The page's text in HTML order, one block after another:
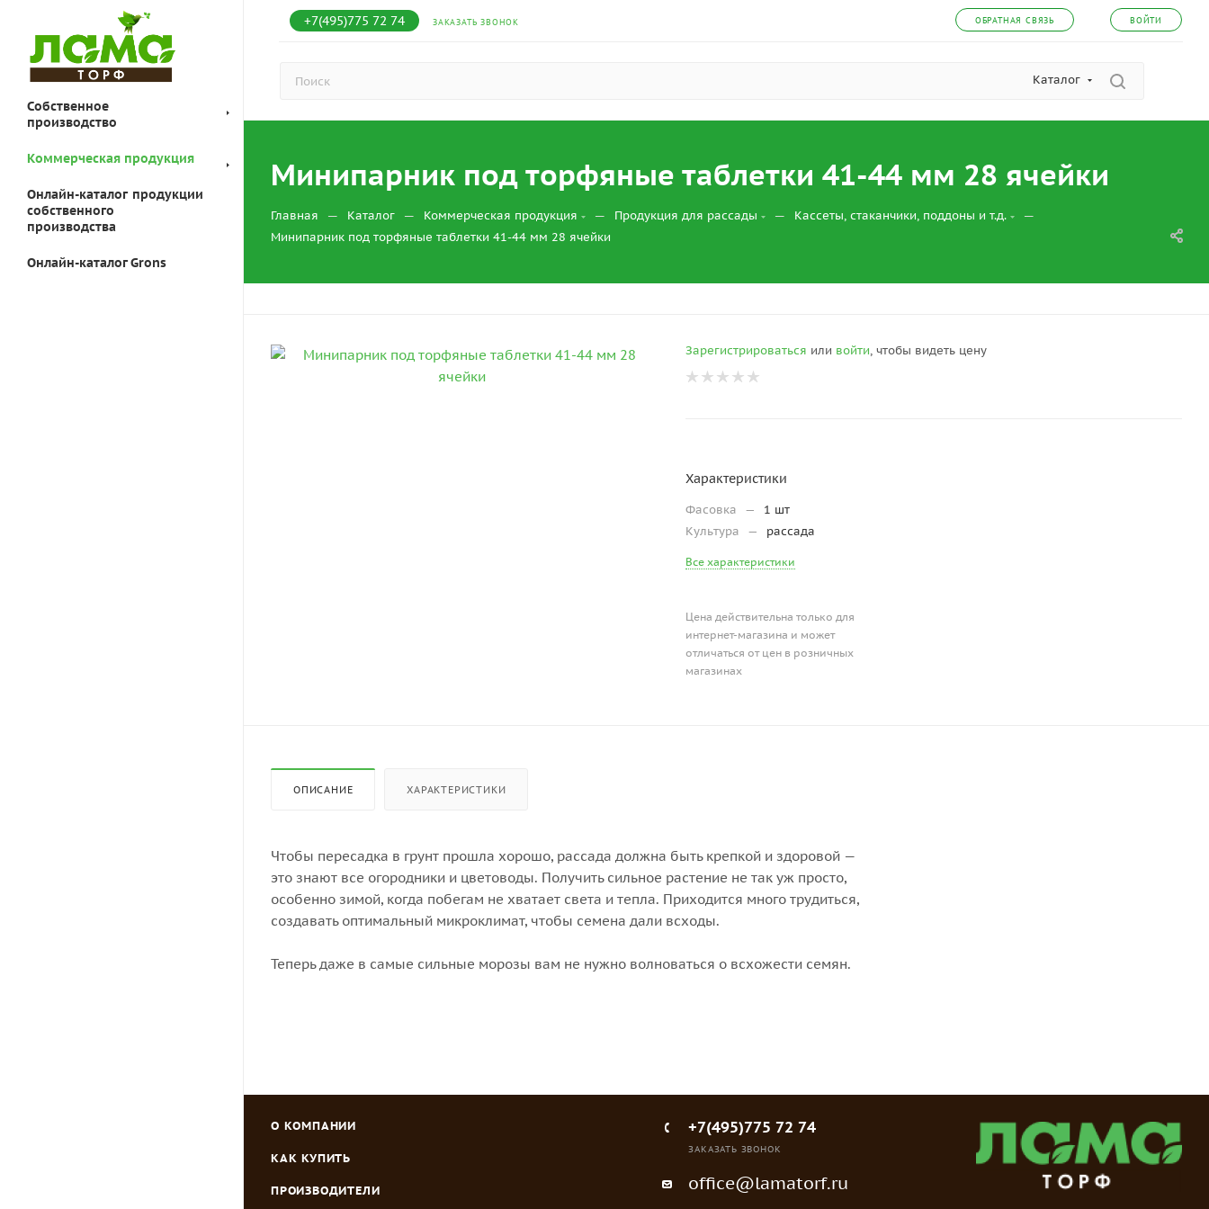
+7(495)775 72 74 ЗАКАЗАТЬ ЗВОНОК ОБРАТНАЯ СВЯЗЬ ВОЙТИ
Каталог
Собственное
производство
Коммерческая продукция
Онлайн-каталог продукции
собственного
производства
Онлайн-каталог Grons
Минипарник под торфяные таблетки 41-44 мм 28 ячейки
Главная — Каталог — Коммерческая продукция — Продукция для рассады — Кассеты, стаканчики, поддоны и т.д. —
Минипарник под торфяные таблетки 41-44 мм 28 ячейки
Зарегистрироваться или войти, чтобы видеть цену
Характеристики
Фасовка —
1 шт
Культура
— рассада
Все характеристики
Цена действительна только для
интернет-магазина и может
отличаться от цен в розничных
магазинах
ОПИСАНИЕ ХАРАКТЕРИСТИКИ
Чтобы пересадка в грунт прошла хорошо, рассада должна быть крепкой и здоровой —
это знают все огородники и цветоводы. Получить сильное растение не так уж просто,
особенно зимой, когда побегам не хватает света и тепла. Приходится много трудиться,
создавать оптимальный микроклимат, чтобы семена дали всходы.
Теперь даже в самые сильные морозы вам не нужно волноваться о всхожести семян.
О КОМПАНИИ
КАК КУПИТЬ
ПРОИЗВОДИТЕЛИ
+7(495)775 72 74
ЗАКАЗАТЬ ЗВОНОК
office@lamatorf.ru